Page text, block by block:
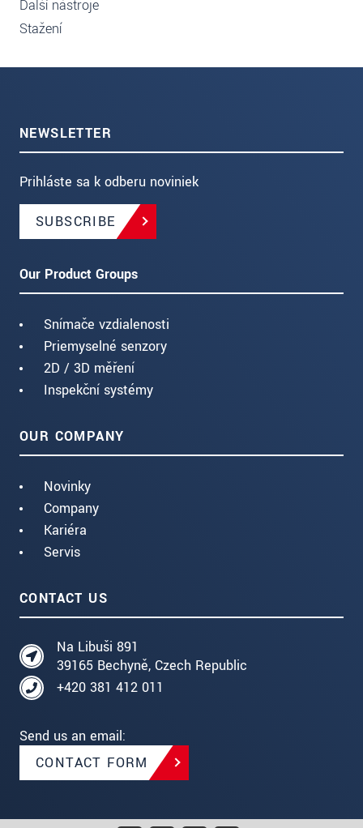
Další nástroje
Stažení
NEWSLETTER
Prihláste sa k odberu noviniek
SUBSCRIBE
Our Product Groups
Snímače vzdialenosti
Priemyselné senzory
2D / 3D měření
Inspekční systémy
OUR COMPANY
Novinky
Company
Kariéra
Servis
CONTACT US
Na Libuši 891
39165 Bechyně, Czech Republic
+420 381 412 011
Send us an email:
CONTACT FORM